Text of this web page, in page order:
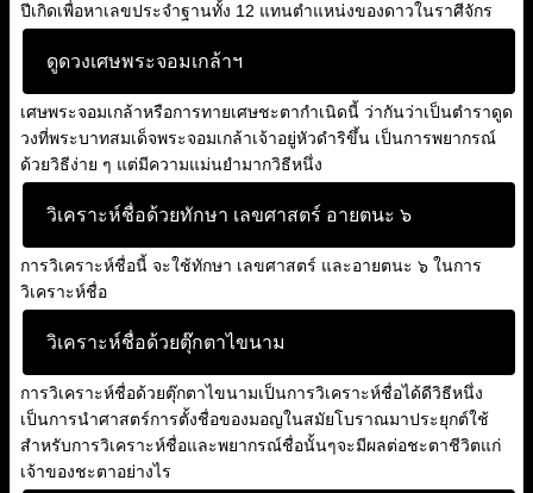
ปีเกิดเพื่อหาเลขประจำฐานทั้ง 12 แทนตำแหน่งของดาวในราศีจักร
ดูดวงเศษพระจอมเกล้าฯ
เศษพระจอมเกล้าหรือการทายเศษชะตากำเนิดนี้ ว่ากันว่าเป็นตำราดูด
วงที่พระบาทสมเด็จพระจอมเกล้าเจ้าอยู่หัวดำริขึ้น เป็นการพยากรณ์
ด้วยวิธีง่าย ๆ แต่มีความแม่นยำมากวิธีหนึ่ง
วิเคราะห์ชื่อด้วยทักษา เลขศาสตร์ อายตนะ ๖
การวิเคราะห์ชื่อนี้ จะใช้ทักษา เลขศาสตร์ และอายตนะ ๖ ในการ
วิเคราะห์ชื่อ
วิเคราะห์ชื่อด้วยตุ๊กตาไขนาม
การวิเคราะห์ชื่อด้วยตุ๊กตาไขนามเป็นการวิเคราะห์ชื่อได้ดีวิธีหนึ่ง
เป็นการนำศาสตร์การตั้งชื่อของมอญในสมัยโบราณมาประยุกต์ใช้
สำหรับการวิเคราะห์ชื่อและพยากรณ์ชื่อนั้นๆจะมีผลต่อชะตาชีวิตแก่
เจ้าของชะตาอย่างไร